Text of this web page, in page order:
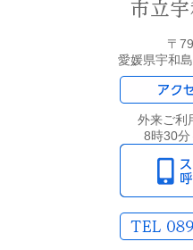
〒
愛媛県宇和
外来ご利
8時30